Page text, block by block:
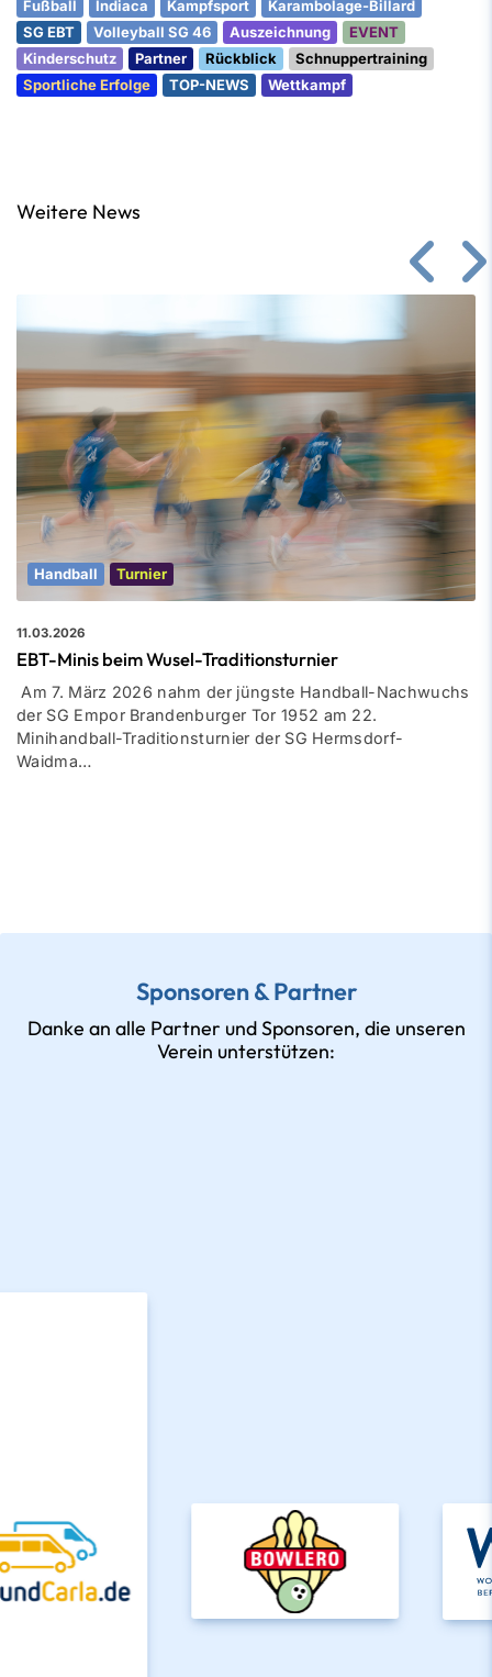
Fußball Indiaca Kampfsport
Karambolage-Billard
SG EBT
Volleyball SG 46 Auszeichnung
EVENT
Kinderschutz
Partner Rückblick
Schnuppertraining
Sportliche Erfolge
TOP-NEWS Wettkampf
Weitere News
Handball Turnier
11.03.2026
EBT-Minis beim Wusel-Traditionsturnier
Am 7. März 2026 nahm der jüngste Handball-Nachwuchs
der SG Empor Brandenburger Tor 1952 am 22.
Minihandball-Traditionsturnier der SG Hermsdorf-
Waidma…
Sponsoren & Partner
Danke an alle Partner und Sponsoren, die unseren
Verein unterstützen: